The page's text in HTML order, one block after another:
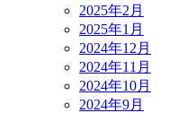
2025年2月
2025年1月
2024年12月
2024年11月
2024年10月
2024年9月